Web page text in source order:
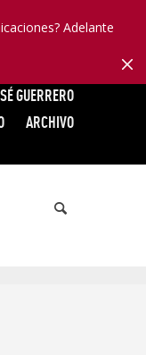
Adelante
GUERRERO
ARCHIVO